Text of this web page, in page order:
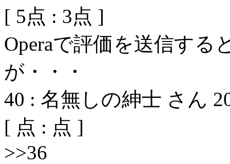
[ 5点 : 3点 ]
Operaで評価を送信する
が・・・
40 : 名無しの紳士 さん
[ 点 : 点 ]
>>36